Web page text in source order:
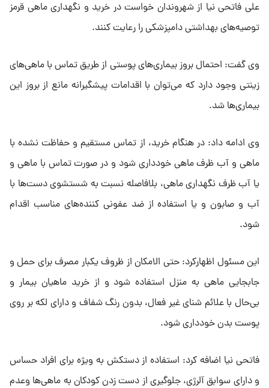
علی فاتحی نیا از شهروندان خواست در خرید و نگهداری ماهی قرمز
توصیه‌های بهداشتی دامپزشکی را رعایت کنند.
وی گفت: احتمال بروز بیماری‌های پوستی از طریق تماس با ماهی‌های
زینتی وجود دارد که می‌توان با اقدامات پیشگیرانه مانع از بروز این
بیماری‌ها شد.
وی ادامه داد: در هنگام خرید، از تماس مستقیم و حفاظت نشده با
ماهی و آب ظرف ماهی خودداری شود و در صورت تماس با ماهی و
یا آب ظرف نگهداری ماهی، بلافاصله نسبت به شستشوی دست‌ها با
آب و صابون و یا استفاده از ضد عفونی کننده‌های مناسب اقدام
شود.
این مسئول اظهارکرد: حتی الامکان از ظروف یکبار مصرف برای حمل و
جابجایی ماهی به منزل استفاده شود و از خرید ماهیان بیمار و
بی‌حال با علائم شنای غیر فعال، بدون رنگ شفاف و دارای لکه بر روی
پوست بدن خودداری شود.
فاتحی نیا اضافه کرد: استفاده از دستکش به ویژه برای افراد حساس
و دارای سوابق آلرژی، جلوگیری از دست زدن کودکان به ماهی‌ها وعدم